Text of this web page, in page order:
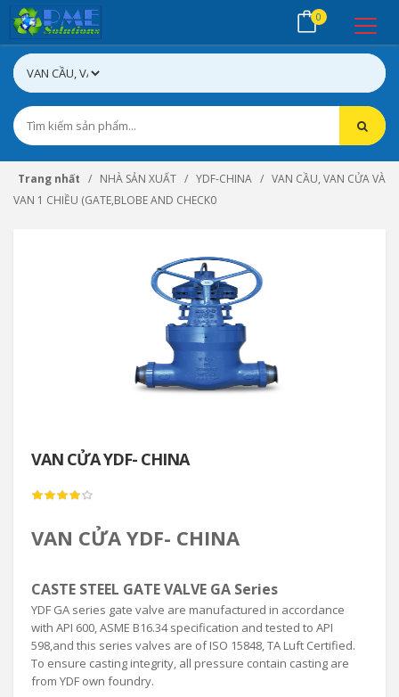
0
Trang nhất NHÀ SẢN XUẤT YDF-CHINA
VAN CẦU, VAN CỬA VÀ
VAN 1 CHIỀU (GATE,BLOBE AND CHECK0
VAN CỬA YDF- CHINA
VAN CỬA YDF- CHINA
CASTE STEEL GATE VALVE GA Series
YDF GA series gate valve are manufactured in accordance
with API 600, ASME B16.34 specification and tested to API
598,and this series valves are of ISO 15848, TA Luft Certified.
To ensure casting integrity, all pressure contain casting are
from YDF own foundry.